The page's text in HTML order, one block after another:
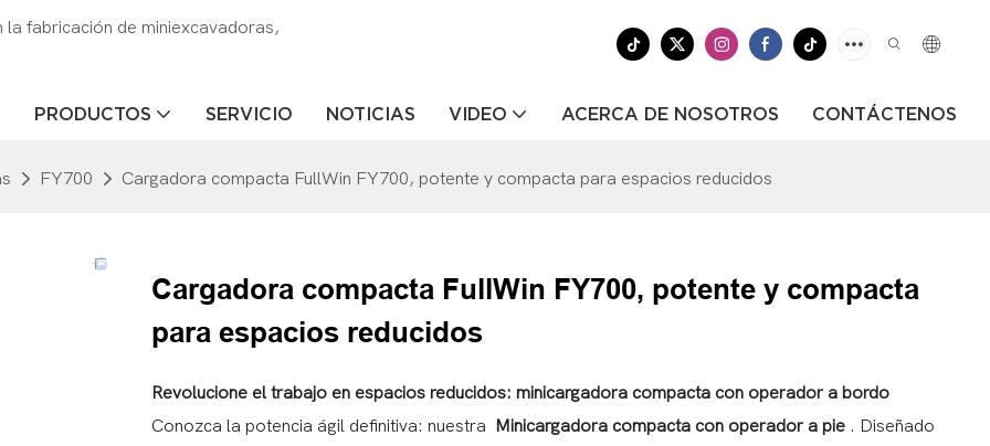
la fabricación de miniexcavadoras,
PRODUCTOS SERVICIO NOTICIAS VIDEO ACERCA DE NOSOTROS CONTÁCTENOS
FY700 Cargadora compacta FullWin FY700, potente y compacta para espacios reducidos
Cargadora compacta FullWin FY700, potente y compacta
para espacios reducidos
Revolucione el trabajo en espacios reducidos: minicargadora compacta con operador a bordo
Conozca la potencia ágil definitiva: nuestra
Minicargadora compacta con operador a pie . Diseñado